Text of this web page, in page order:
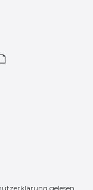
gelesen